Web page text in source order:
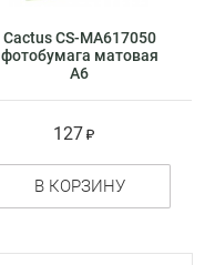
Cactus CS-MA617050
фотобумага матовая
А6
127
В КОРЗИНУ